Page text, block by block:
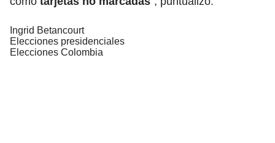
Ingrid Betancourt
Elecciones presidenciales
Elecciones Colombia